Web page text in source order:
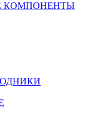
КОМПОНЕНТЫ